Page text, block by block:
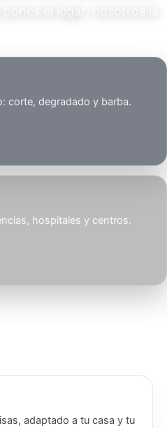
el lugar, nosotros la
corte, degradado y barba.
hospitales y centros.
adaptado a tu casa y tu